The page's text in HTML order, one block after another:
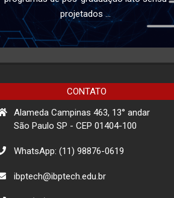
projetados ...
CONTATO
Alameda Campinas 463, 13° andar
São Paulo SP - CEP 01404-100
WhatsApp: (11) 98876-0619
ibptech@ibptech.edu.br